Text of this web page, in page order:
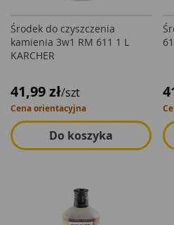
Środek do czyszczenia
kamienia 3w1 RM 611 1 L
KARCHER
41,99 zł/szt
Cena orientacyjna
Do koszyka